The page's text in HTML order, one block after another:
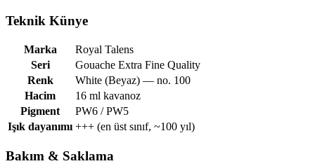
Teknik Künye
Marka
Royal Talens
Seri
Gouache Extra Fine Quality
Renk
White (Beyaz) — no. 100
Hacim
16 ml kavanoz
Pigment
PW6 / PW5
Işık dayanımı +++ (en üst sınıf, ~100 yıl)
Bakım & Saklama